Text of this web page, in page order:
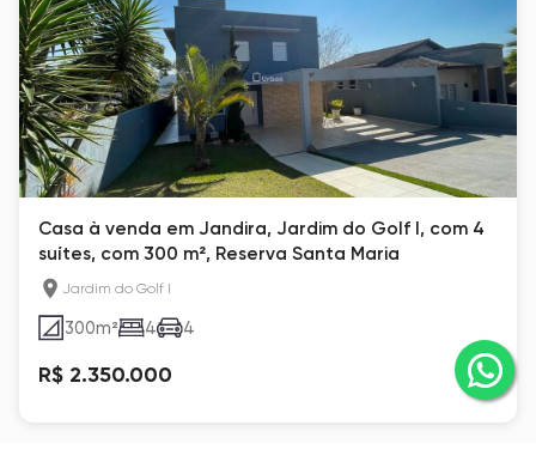
Casa à venda em Jandira, Jardim do Golf I, com 4
suítes, com 300 m², Reserva Santa Maria
Jardim do Golf I
300m² 4 4
R$ 2.350.000